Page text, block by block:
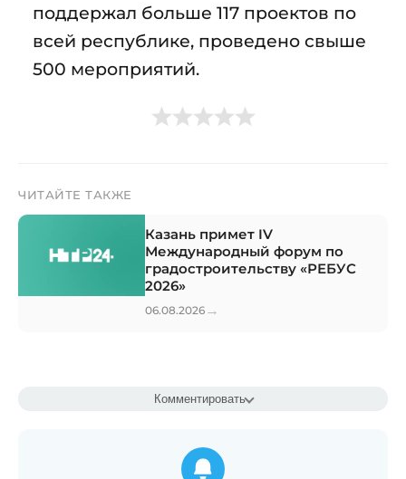
поддержал больше 117 проектов по
всей республике, проведено свыше
500 мероприятий.
ЧИТАЙТЕ ТАКЖЕ
Казань примет IV
Международный форум по
градостроительству «РЕБУС
2026»
06.08.2026 →
Комментировать